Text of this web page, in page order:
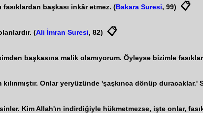
başkası inkâr etmez. (Bakara Suresi, 99) 📋
(Ali İmran Suresi, 82) 📋
başkasına malik olamıyorum. Öyleyse bizimle
Onlar yeryüzünde 'şaşkınca dönüp
Kim Allah'ın indirdiğiyle hükmetmezse, işte onlar,